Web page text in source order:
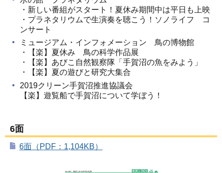
・新しい番組がスタート！夏休み期間中は平日も上映
・プラネタリウムで生演奏を聴こう！ソノライフ コ
ンサート
ミュージアム・インフォメーション 鳥の博物館
・【楽】夏休み 鳥の科学作品展
・【楽】あびこ自然観察隊「手賀沼の魚をみよう」
・【楽】夏の遊びと研究大集合
2019クリーン手賀沼推進協議会
【楽】遊覧船で手賀沼について学ぼう！
6面
6面（PDF：1,104KB）